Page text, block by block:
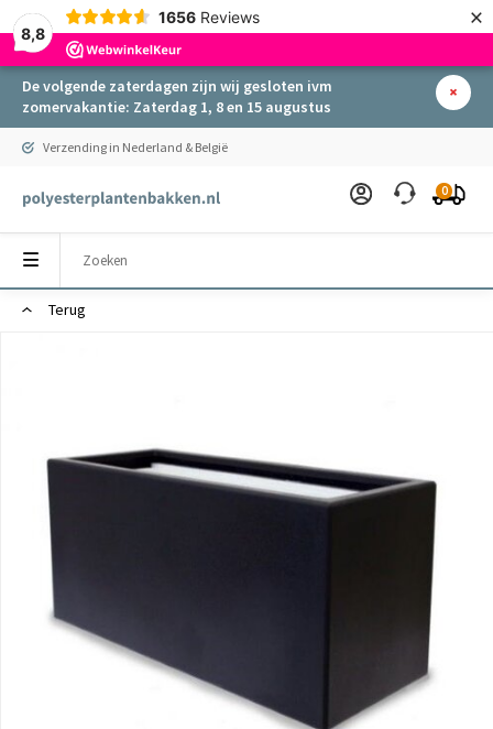
8,8
1656 Reviews ×
De volgende zaterdagen zijn wij gesloten ivm
zomervakantie: Zaterdag 1, 8 en 15 augustus
Verzending in Nederland & België
0
Terug